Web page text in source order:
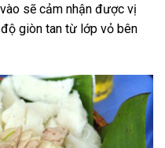
sẽ cảm nhận được vị
giòn tan từ lớp vỏ bên